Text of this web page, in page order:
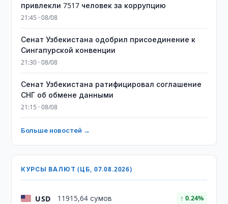
привлекли 7517 человек за коррупцию
21:45 · 08/08
Сенат Узбекистана одобрил присоединение к
Сингапурской конвенции
21:30 · 08/08
Сенат Узбекистана ратифицировал соглашение
СНГ об обмене данными
21:15 · 08/08
Больше новостей →
КУРСЫ ВАЛЮТ (ЦБ, 07.08.2026)
USD 11915,64 сумов ↑ 0.24%